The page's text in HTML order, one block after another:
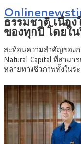
ธรรมชาติ เนื่อ
ของทุกปี โดยใ
สะท้อนความสำคัญของก
Natural Capital ที่สาม
หลายทางชีวภาพทั้งในร